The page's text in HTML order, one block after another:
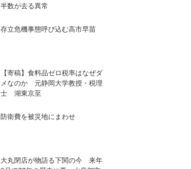
半数が去る異常
存立危機事態呼び込む高市早苗
【寄稿】食料品ゼロ税率はなぜダ
メなのか 元静岡大学教授・税理
士 湖東京至
防衛費を被災地にまわせ
大丸閉店が物語る下関の今 来年